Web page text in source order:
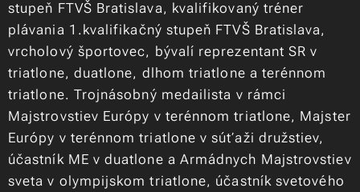
stupeň FTVŠ Bratislava, kvalifikovaný tréner
plávania 1.kvalifikačný stupeň FTVŠ Bratislava,
vrcholový športovec, bývalí reprezentant SR v
triatlone, duatlone, dlhom triatlone a terénnom
triatlone. Trojnásobný medailista v rámci
Majstrovstiev Európy v terénnom triatlone, Majster
Európy v terénnom triatlone v súťaži družstiev,
účastník ME v duatlone a Armádnych Majstrovstiev
sveta v olympijskom triatlone, účastník svetového